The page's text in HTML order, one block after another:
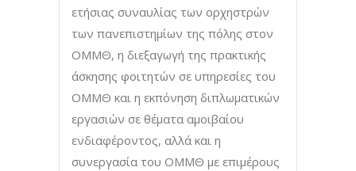
ετήσιας συναυλίας των ορχηστρών
των πανεπιστημίων της πόλης στον
ΟΜΜΘ, η διεξαγωγή της πρακτικής
άσκησης φοιτητών σε υπηρεσίες του
ΟΜΜΘ και η εκπόνηση διπλωματικών
εργασιών σε θέματα αμοιβαίου
ενδιαφέροντος, αλλά και η
συνεργασία του ΟΜΜΘ με επιμέρους